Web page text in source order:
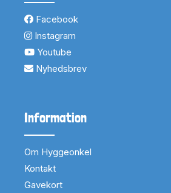
Facebook
Instagram
Youtube
Nyhedsbrev
Information
Om Hyggeonkel
Kontakt
Gavekort